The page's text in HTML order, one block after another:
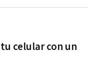
celular con un